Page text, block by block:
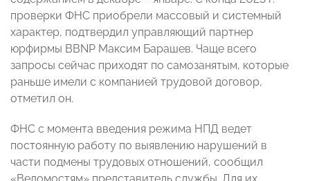
проверки ФНС приобрели массовый и системный
характер, подтвердил управляющий партнер
юрфирмы BBNP Максим Барашев. Чаще всего
запросы сейчас приходят по самозанятым, которые
раньше имели с компанией трудовой договор,
отметил он.
ФНС с момента введения режима НПД ведет
постоянную работу по выявлению нарушений в
части подмены трудовых отношений, сообщил